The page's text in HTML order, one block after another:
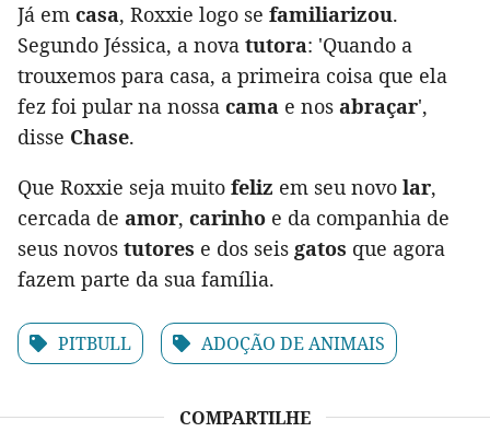
Já em casa, Roxxie logo se familiarizou.
Segundo Jéssica, a nova tutora: 'Quando a
trouxemos para casa, a primeira coisa que ela
fez foi pular na nossa cama e nos abraçar',
disse Chase.
Que Roxxie seja muito feliz em seu novo lar,
cercada de amor, carinho e da companhia de
seus novos tutores e dos seis gatos que agora
fazem parte da sua família.
PITBULL ADOÇÃO DE ANIMAIS
COMPARTILHE